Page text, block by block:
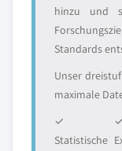
hinzu und
Standards
Unser
maximale
✓
Statistische
✓